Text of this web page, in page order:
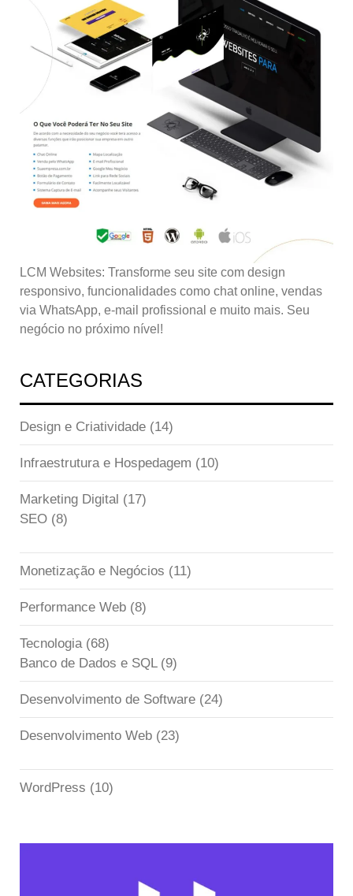
LCM Websites: Transforme seu site com design
responsivo, funcionalidades como chat online, vendas
via WhatsApp, e-mail profissional e muito mais. Seu
negócio no próximo nível!
CATEGORIAS
Design e Criatividade (14)
Infraestrutura e Hospedagem (10)
Marketing Digital (17)
SEO (8)
Monetização e Negócios (11)
Performance Web (8)
Tecnologia(68)
Banco de Dados e SQL(9)
Desenvolvimento de Software (24)
Desenvolvimento Web (23)
WordPress (10)